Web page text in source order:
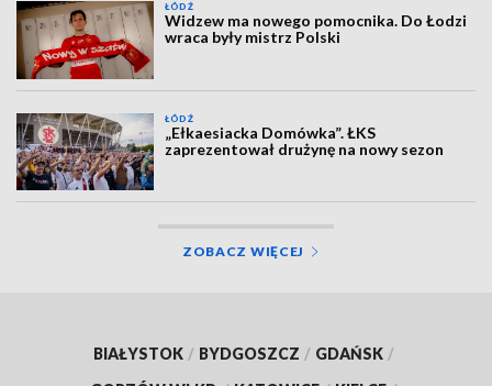
ŁÓDŹ
Widzew ma nowego pomocnika. Do Łodzi
wraca były mistrz Polski
ŁÓDŹ
„Ełkaesiacka Domówka”. ŁKS
zaprezentował drużynę na nowy sezon
ZOBACZ WIĘCEJ
BIAŁYSTOK / BYDGOSZCZ / GDAŃSK /